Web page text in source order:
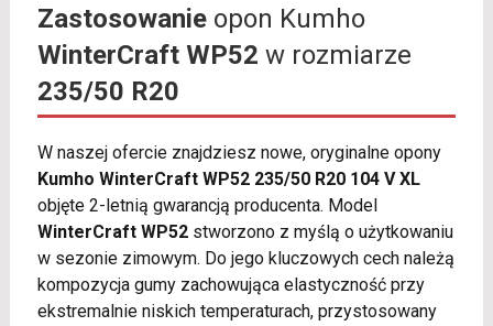
Zastosowanieopon Kumho
WinterCraft WP52 w rozmiarze
235/50 R20
W naszej ofercie znajdziesz nowe, oryginalne opony
Kumho WinterCraft WP52 235/50 R20 104 V XL
objęte 2-letnią gwarancją producenta. Model
WinterCraft WP52stworzono z myślą o użytkowaniu
w sezonie zimowym. Do jego kluczowych cech należą
kompozycja gumy zachowująca elastyczność przy
ekstremalnie niskich temperaturach, przystosowany